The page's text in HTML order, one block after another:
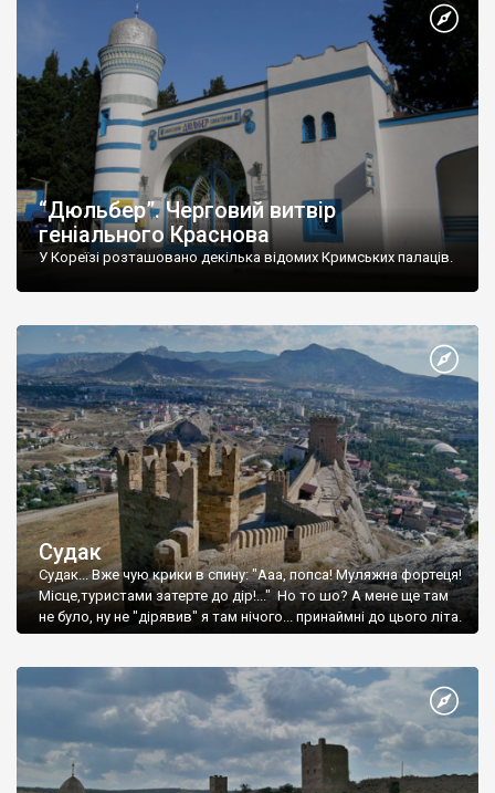
“Дюльбер”. Черговий витвір
геніального Краснова
У Кореїзі розташовано декілька відомих Кримських палаців.
Судак
Судак... Вже чую крики в спину: "Ааа, попса! Муляжна фортеця!
Місце,туристами затерте до дір!..." Но то шо? А мене ще там
не було, ну не "дірявив" я там нічого... принаймні до цього літа.